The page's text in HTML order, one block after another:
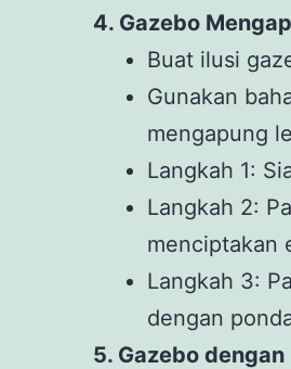
4. Gazebo
Buat ilusi
Gunakan
mengapung
Langkah 1:
Langkah 2:
menciptakan
Langkah 3:
dengan
5. Gazebo